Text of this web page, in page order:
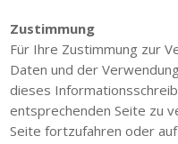
Zustimmung
Für Ihre Zustimmung zur
Daten und der
dieses
entsprechenden Seite zu
Seite fortzufahren oder